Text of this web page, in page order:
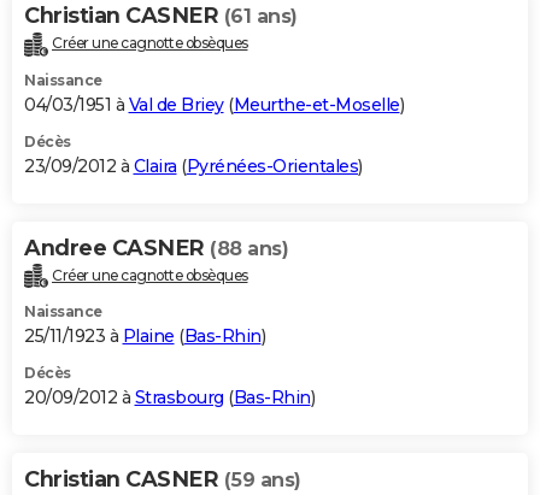
Christian CASNER (61 ans)
Créer une cagnotte obsèques
Naissance
04/03/1951 à Val de Briey(Meurthe-et-Moselle)
Décès
23/09/2012 à Claira (Pyrénées-Orientales)
Andree CASNER (88 ans)
Créer une cagnotte obsèques
Naissance
25/11/1923 à Plaine (Bas-Rhin)
Décès
20/09/2012 à Strasbourg (Bas-Rhin)
Christian CASNER (59 ans)